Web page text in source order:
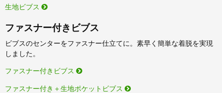
生地ビブス
ファスナー付きビブス
ビブスのセンターをファスナー仕立てに。素早く簡単な着脱を実現
しました。
ファスナー付きビブス
ファスナー付き＋生地ポケットビブス